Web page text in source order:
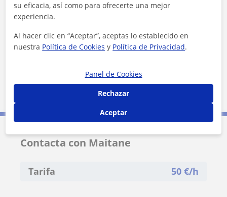
+ −
Leaflet| ©
Contacta con Maitane
Tarifa 50 €/h
su eficacia, así como para ofrecerte una mejor
experiencia.
Al hacer clic en “Aceptar”, aceptas lo establecido en
nuestra Política de Cookies y Política de Privacidad.
Panel de Cookies
Rechazar
Aceptar